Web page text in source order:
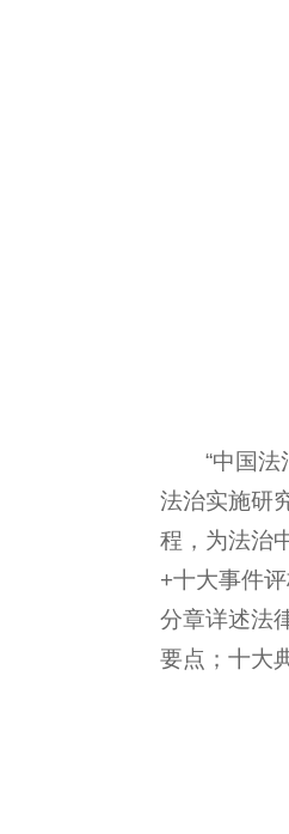
“中国
法治实施研
程，为法治
+十大事件
分章详述法
要点；十大